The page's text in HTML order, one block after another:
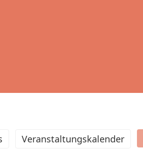
Veranstaltungskalender